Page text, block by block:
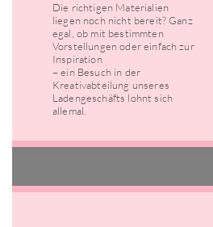
Die richtigen Materialien
liegen noch nicht bereit? Ganz
egal, ob mit bestimmten
Vorstellungen oder einfach zur
Inspiration
– ein Besuch in der
Kreativabteilung unseres
Ladengeschäfts lohnt sich
allemal.